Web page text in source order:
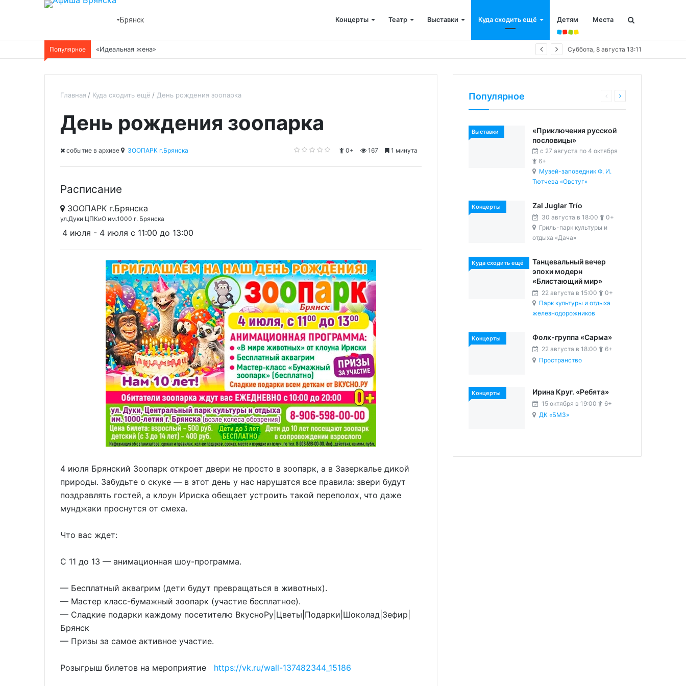
Брянск Концерты Театр Выставки Куда сходить ещё Детям Места
Популярное «Идеальная жена» Суббота, 8 августа 13:11
Главная Куда сходить ещё День рождения зоопарка
День рождения зоопарка
cобытие в архиве ЗООПАРК г.Брянска 0+ 167 1 минута
Расписание
ЗООПАРК г.Брянска
ул.Дуки ЦПКиО им.1000 г. Брянска
4 июля - 4 июля c 11:00 до 13:00
4 июля Брянский Зоопарк откроет двери не просто в зоопарк, а в Зазеркалье дикой
природы. Забудьте о скуке — в этот день у нас нарушатся все правила: звери будут
поздравлять гостей, а клоун Ириска обещает устроить такой переполох, что даже
мунджаки проснутся от смеха.
Что вас ждет:
С 11 до 13 — анимационная шоу-программа.
— Бесплатный аквагрим (дети будут превращаться в животных).
— Мастер класс-бумажный зоопарк (участие бесплатное).
— Сладкие подарки каждому посетителю ВкусноРу|Цветы|Подарки|Шоколад|Зефир|
Брянск
— Призы за самое активное участие.
Розыгрыш билетов на мероприятие https://vk.ru/wall-137482344_15186
Популярное
Выставки
«Приключения русской
пословицы»
c 27 августа по 4 октября
6+
Музей-заповедник Ф. И.
Тютчева «Овстуг»
Концерты Zal Juglar Trío
30 августа в 18:00
0+
Гриль-парк культуры и
отдыха «Дача»
Куда сходить ещё
Танцевальный вечер
эпохи модерн
«Блистающий мир»
22 августа в 15:00
0+
Парк культуры и отдыха
железнодорожников
Концерты Фолк-группа «Сарма»
22 августа в 18:00
6+
Пространство
Концерты Ирина Круг. «Ребята»
15 октября в 19:00
6+
ДК «БМЗ»